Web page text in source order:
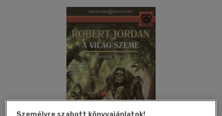
Személyre szabott könyvajánlatok!